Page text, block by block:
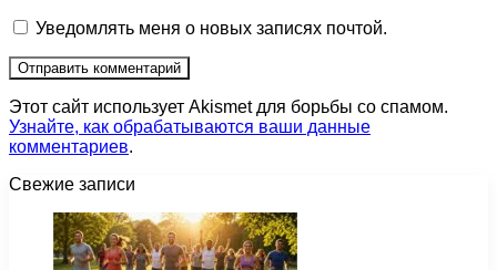
Уведомлять меня о новых записях почтой.
Этот сайт использует Akismet для борьбы со спамом.
Узнайте, как обрабатываются ваши данные
комментариев.
Свежие записи